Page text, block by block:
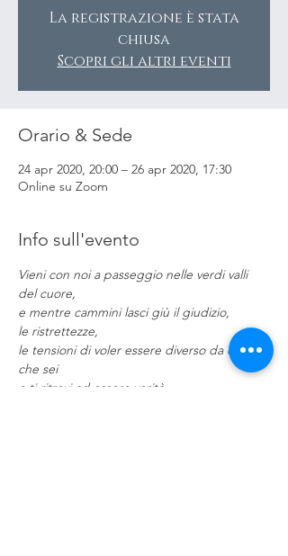
La registrazione è stata
chiusa
Scopri gli altri eventi
Orario & Sede
24 apr 2020, 20:00 – 26 apr 2020, 17:30
Online su Zoom
Info sull'evento
Vieni con noi a passeggio nelle verdi valli
del cuore,
e mentre cammini lasci giù il giudizio,
le ristrettezze,
le tensioni di voler essere diverso da quello
che sei
e ti ritrovi ad essere verità,